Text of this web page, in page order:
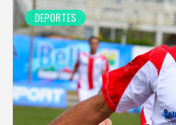
DEPORTES